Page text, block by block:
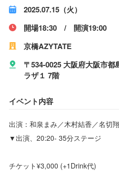
2025.07.15（火）
開場18:30 / 開演19:00
京橋AZYTATE
〒534-0025 大阪府大阪市
ラザ１ 7階
イベント内容
出演：和泉まみ／木村結香／名切
▼出演、20:20- 35分ステージ
チケット¥3,000 (+1Drink代)